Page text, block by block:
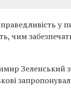
у
чим
Зеленський